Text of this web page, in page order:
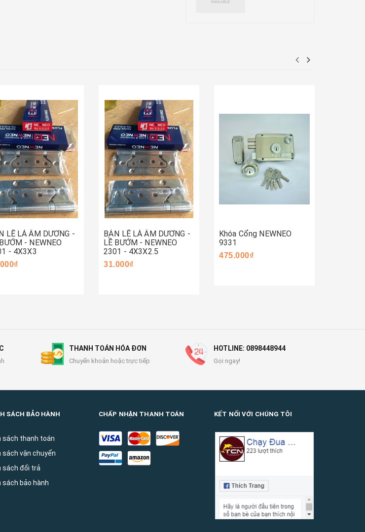
LỀ LÁ ÂM DƯƠNG -
- NEWNEO
- 4X3X3
BẢN LỀ LÁ ÂM DƯƠNG -
LỀ BƯỚM - NEWNEO
2301 - 4X3X2.5
31.000₫
Khóa Cổng NEWNEO
9331
475.000₫
THANH TOÁN HÓA ĐƠN
Chuyển khoản hoặc trực tiếp
HOTLINE: 0898448944
Gọi ngay!
SÁCH BẢO HÀNH
sách thanh toán
sách vận chuyển
sách đổi trả
sách bảo hành
CHẤP NHẬN THANH TOÁN KẾT NỐI VỚI CHÚNG TÔI